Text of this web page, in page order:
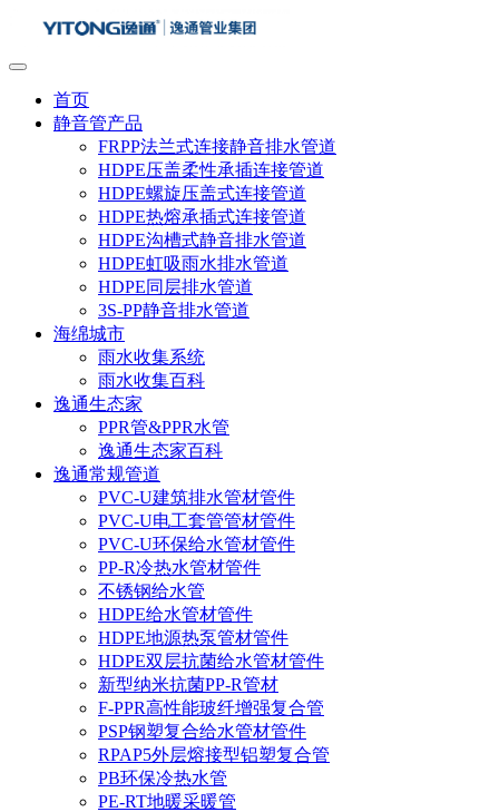
首页
静音管产品
FRPP法兰式连接静音排水管道
HDPE压盖柔性承插连接管道
HDPE螺旋压盖式连接管道
HDPE热熔承插式连接管道
HDPE沟槽式静音排水管道
HDPE虹吸雨水排水管道
HDPE同层排水管道
3S-PP静音排水管道
海绵城市
雨水收集系统
雨水收集百科
逸通生态家
PPR管&PPR水管
逸通生态家百科
逸通常规管道
PVC-U建筑排水管材管件
PVC-U电工套管管材管件
PVC-U环保给水管材管件
PP-R冷热水管材管件
不锈钢给水管
HDPE给水管材管件
HDPE地源热泵管材管件
HDPE双层抗菌给水管材管件
新型纳米抗菌PP-R管材
F-PPR高性能玻纤增强复合管
PSP钢塑复合给水管材管件
RPAP5外层熔接型铝塑复合管
PB环保冷热水管
PE-RT地暖采暖管